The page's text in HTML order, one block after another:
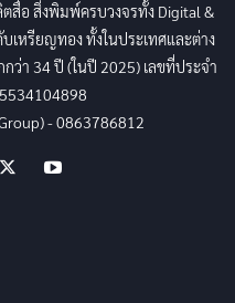
สื่อ สิ่งพิมพ์ครบวงจรทั้ง Digital &
เหรียญทอง ทั้งในประเทศและต่าง
ว่า 34 ปี (ในปี 2025) เลขที่ประจำ
- 0863786812